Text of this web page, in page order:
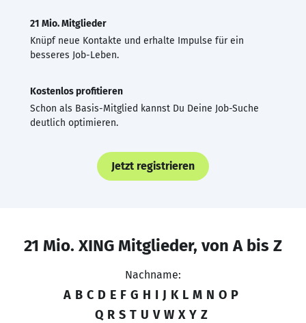
21 Mio. Mitglieder
Knüpf neue Kontakte und erhalte Impulse für ein
besseres Job-Leben.
Kostenlos profitieren
Schon als Basis-Mitglied kannst Du Deine Job-Suche
deutlich optimieren.
Jetzt registrieren
21 Mio. XING Mitglieder, von A bis Z
Nachname:
A B C D E F G H I J K L M N O P
Q R S T U V W X Y Z